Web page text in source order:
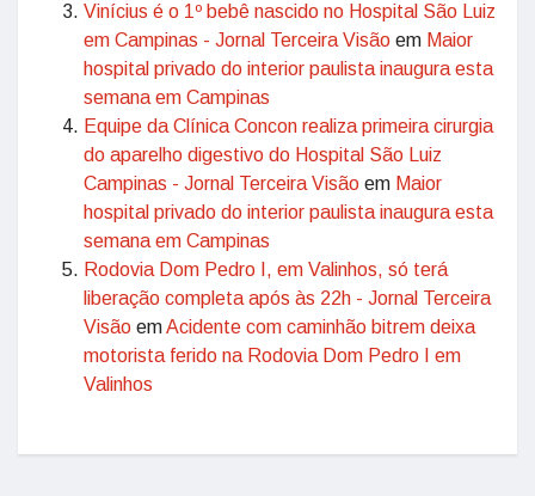
Vinícius é o 1º bebê nascido no Hospital São Luiz
em Campinas - Jornal Terceira Visão em Maior
hospital privado do interior paulista inaugura esta
semana em Campinas
Equipe da Clínica Concon realiza primeira cirurgia
do aparelho digestivo do Hospital São Luiz
Campinas - Jornal Terceira Visão em Maior
hospital privado do interior paulista inaugura esta
semana em Campinas
Rodovia Dom Pedro I, em Valinhos, só terá
liberação completa após às 22h - Jornal Terceira
Visão emAcidente com caminhão bitrem deixa
motorista ferido na Rodovia Dom Pedro I em
Valinhos